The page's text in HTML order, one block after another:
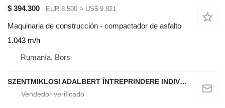
$ 394.300
EUR 8.500 ≈ US$ 9.821
Maquinaria de construcción - compactador de asfalto
1.043 m/h
Rumanía, Borș
SZENTMIKLOSI ADALBERT ÎNTREPRINDERE INDIVIDUALĂ